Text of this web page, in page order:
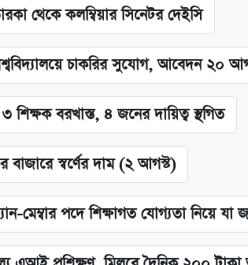
থেকে কলম্বিয়ার সিনেটর দেইসি
চাকরির সুযোগ, আবেদন ২০
শিক্ষক বরখাস্ত, ৪ জনের দায়িত্ব স্থগিত
স্বর্ণের দাম (২ আগস্ট)
মেম্বার পদে শিক্ষাগত যোগ্যতা নিয়ে যা